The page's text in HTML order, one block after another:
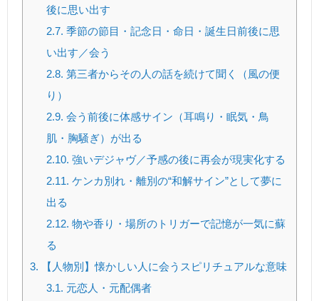
後に思い出す
2.7. 季節の節目・記念日・命日・誕生日前後に思
い出す／会う
2.8. 第三者からその人の話を続けて聞く（風の便
り）
2.9. 会う前後に体感サイン（耳鳴り・眠気・鳥
肌・胸騒ぎ）が出る
2.10. 強いデジャヴ／予感の後に再会が現実化する
2.11. ケンカ別れ・離別の“和解サイン”として夢に
出る
2.12. 物や香り・場所のトリガーで記憶が一気に蘇
る
3. 【人物別】懐かしい人に会うスピリチュアルな意味
3.1. 元恋人・元配偶者